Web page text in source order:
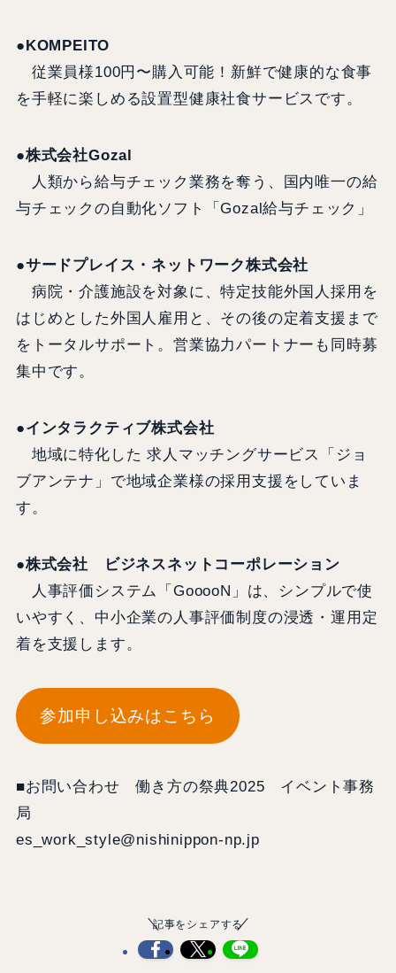
●KOMPEITO
従業員様100円〜購入可能！新鮮で健康的な食事
を手軽に楽しめる設置型健康社食サービスです。
●株式会社Gozal
人類から給与チェック業務を奪う、国内唯一の給
与チェックの自動化ソフト「Gozal給与チェック」
●サードプレイス・ネットワーク株式会社
病院・介護施設を対象に、特定技能外国人採用を
はじめとした外国人雇用と、その後の定着支援まで
をトータルサポート。営業協力パートナーも同時募
集中です。
●インタラクティブ株式会社
地域に特化した 求人マッチングサービス「ジョ
ブアンテナ」で地域企業様の採用支援をしていま
す。
●株式会社 ビジネスネットコーポレーション
人事評価システム「GooooN」は、シンプルで使
いやすく、中小企業の人事評価制度の浸透・運用定
着を支援します。
参加申し込みはこちら
■お問い合わせ 働き方の祭典2025 イベント事務
局
es_work_style@nishinippon-np.jp
記事をシェアする